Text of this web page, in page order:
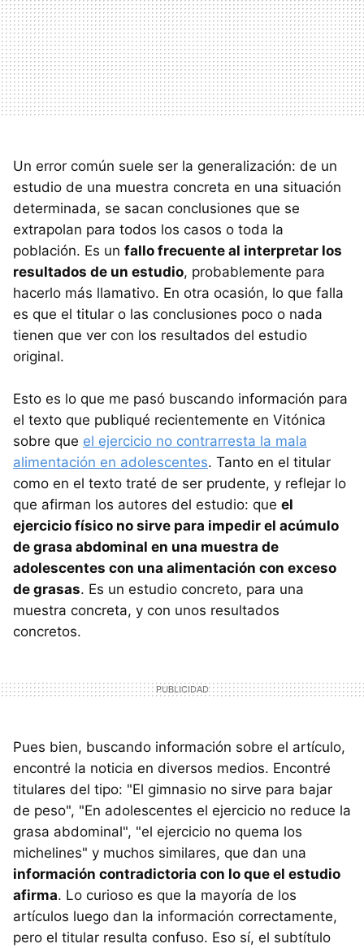
Un error común suele ser la generalización: de un
estudio de una muestra concreta en una situación
determinada, se sacan conclusiones que se
extrapolan para todos los casos o toda la
población. Es un fallo frecuente al interpretar los
resultados de un estudio, probablemente para
hacerlo más llamativo. En otra ocasión, lo que falla
es que el titular o las conclusiones poco o nada
tienen que ver con los resultados del estudio
original.
Esto es lo que me pasó buscando información para
el texto que publiqué recientemente en Vitónica
sobre que el ejercicio no contrarresta la mala
alimentación en adolescentes. Tanto en el titular
como en el texto traté de ser prudente, y reflejar lo
que afirman los autores del estudio: que el
ejercicio físico no sirve para impedir el acúmulo
de grasa abdominal en una muestra de
adolescentes con una alimentación con exceso
de grasas. Es un estudio concreto, para una
muestra concreta, y con unos resultados
concretos.
Pues bien, buscando información sobre el artículo,
encontré la noticia en diversos medios. Encontré
titulares del tipo: "El gimnasio no sirve para bajar
de peso", "En adolescentes el ejercicio no reduce la
grasa abdominal", "el ejercicio no quema los
michelines" y muchos similares, que dan una
información contradictoria con lo que el estudio
afirma. Lo curioso es que la mayoría de los
artículos luego dan la información correctamente,
pero el titular resulta confuso. Eso sí, el subtítulo